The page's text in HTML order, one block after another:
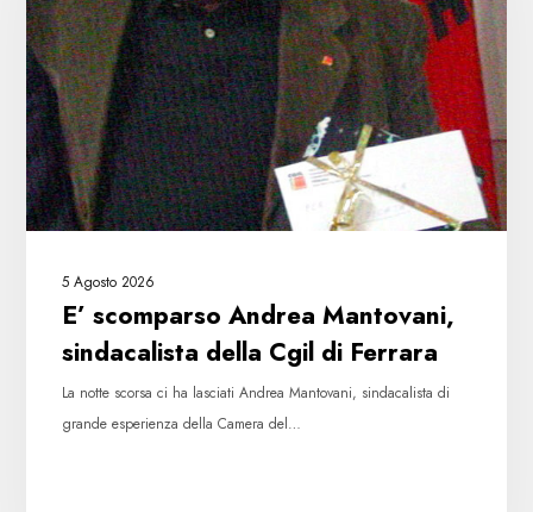
sindacalista
della
Cgil
di
Ferrara
5 Agosto 2026
E’ scomparso Andrea Mantovani,
sindacalista della Cgil di Ferrara
La notte scorsa ci ha lasciati Andrea Mantovani, sindacalista di
grande esperienza della Camera del…